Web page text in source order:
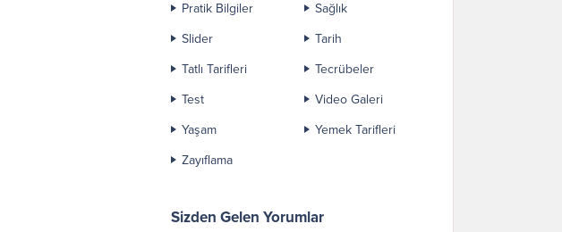
Pratik Bilgiler
Sağlık
Slider
Tarih
Tatlı Tarifleri
Tecrübeler
Test
Video Galeri
Yaşam
Yemek Tarifleri
Zayıflama
Sizden Gelen Yorumlar